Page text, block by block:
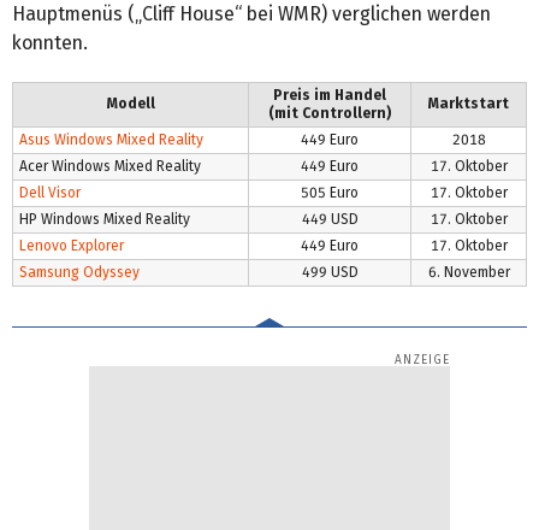
Hauptmenüs („Cliff House“ bei WMR) verglichen werden
konnten.
Modell
Preis im Handel
(mit Controllern)
Marktstart
Asus Windows Mixed Reality 449 Euro
2018
Acer Windows Mixed Reality
449 Euro
17. Oktober
Dell Visor
505 Euro
17. Oktober
HP Windows Mixed Reality
449 USD
17. Oktober
Lenovo Explorer
449 Euro
17. Oktober
Samsung Odyssey
499 USD 6. November